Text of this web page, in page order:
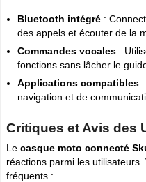
Bluetooth intégré :
des appels et écouter de la
Commandes vocales :
fonctions sans lâcher le
Applications compatibles
navigation et de
Critiques et Avis des
Lecasque moto connecté
réactions parmi les
fréquents :